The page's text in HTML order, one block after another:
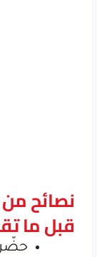
نصائح
قبل ما